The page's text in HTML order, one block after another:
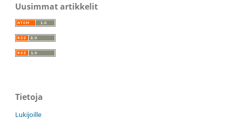
Uusimmat artikkelit
Tietoja
Lukijoille